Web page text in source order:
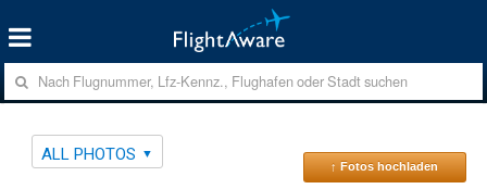
ALL PHOTOS
↑ Fotos hochladen